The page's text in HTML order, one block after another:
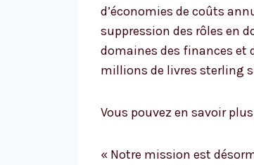
d’économies de coûts
suppression des rôles en
domaines des finances et
millions de livres sterling
Vous pouvez en savoir
« Notre mission est